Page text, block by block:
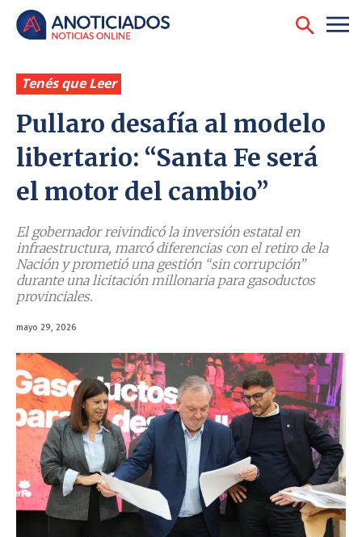
Tenés que Leer
Pullaro desafía al modelo
libertario: “Santa Fe será
el motor del cambio”
El gobernador reivindicó la inversión estatal en
infraestructura, marcó diferencias con el retiro de la
Nación y prometió una gestión “sin corrupción”
durante una licitación millonaria para gasoductos
provinciales.
mayo 29, 2026